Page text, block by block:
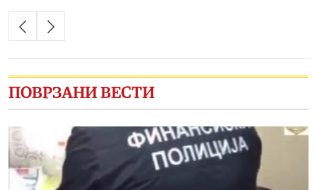
ПОВРЗАНИ ВЕСТИ